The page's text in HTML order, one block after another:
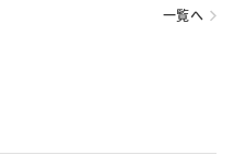
一覧へ